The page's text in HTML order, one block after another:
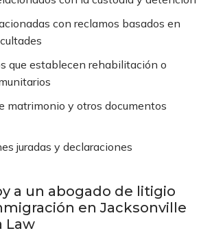
con reclamos basados en
que establecen rehabilitación o
matrimonio y otros documentos
juradas y declaraciones
a un abogado de litigio
en Jacksonville
Law